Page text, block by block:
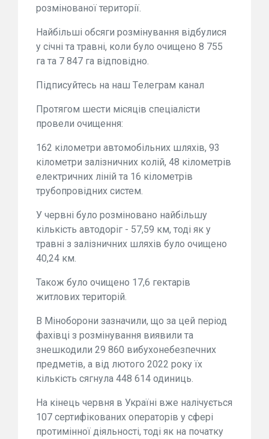
розмінованої території.
Найбільші обсяги розмінування відбулися
у січні та травні, коли було очищено 8 755
га та 7 847 га відповідно.
Підписуйтесь на наш Tелеграм канал
Протягом шести місяців спеціалісти
провели очищення:
162 кілометри автомобільних шляхів, 93
кілометри залізничних колій, 48 кілометрів
електричних ліній та 16 кілометрів
трубопровідних систем.
У червні було розміновано найбільшу
кількість автодоріг - 57,59 км, тоді як у
травні з залізничних шляхів було очищено
40,24 км.
Також було очищено 17,6 гектарів
житлових територій.
В Міноборони зазначили, що за цей період
фахівці з розмінування виявили та
знешкодили 29 860 вибухонебезпечних
предметів, а від лютого 2022 року їх
кількість сягнула 448 614 одиниць.
На кінець червня в Україні вже налічується
107 сертифікованих операторів у сфері
протимінної діяльності, тоді як на початку